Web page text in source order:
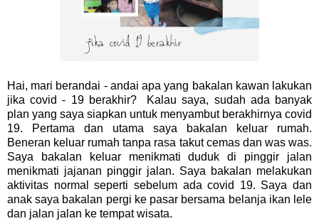
Hai, mari berandai - andai apa yang bakalan kawan lakukan
jika covid - 19 berakhir? Kalau saya, sudah ada banyak
plan yang saya siapkan untuk menyambut berakhirnya covid
19. Pertama dan utama saya bakalan keluar rumah.
Beneran keluar rumah tanpa rasa takut cemas dan was was.
Saya bakalan keluar menikmati duduk di pinggir jalan
menikmati jajanan pinggir jalan. Saya bakalan melakukan
aktivitas normal seperti sebelum ada covid 19. Saya dan
anak saya bakalan pergi ke pasar bersama belanja ikan lele
dan jalan jalan ke tempat wisata.